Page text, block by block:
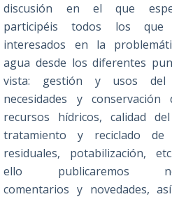
discusión en el que
participéis todos los que
interesados en la
agua desde los diferentes
vista: gestión y usos del
necesidades y conservación
recursos hídricos, calidad
tratamiento y reciclado de
residuales, potabilización,
ello publicaremos
comentarios y novedades,